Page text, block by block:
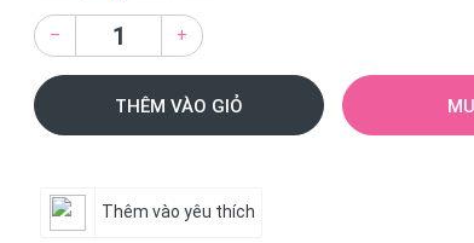
– +
THÊM VÀO GIỎ
Thêm vào yêu thích